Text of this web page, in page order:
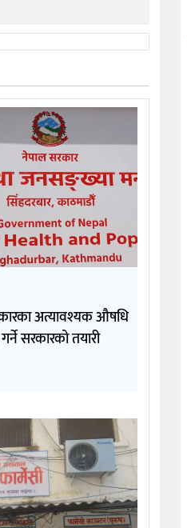
अत्यावश्यक औषधि
सरकारको तयारी